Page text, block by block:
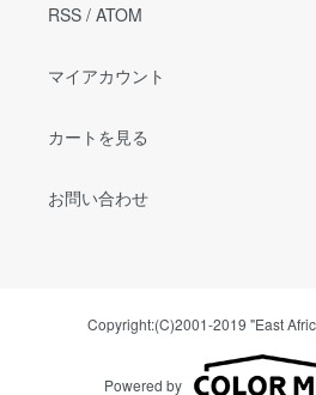
RSS / ATOM
マイアカウント
カートを見る
お問い合わせ
Copyright:(C)2001-2019 "East
Powered by